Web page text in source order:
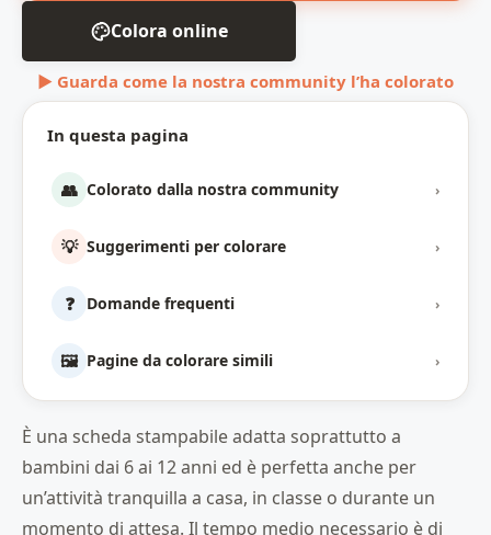
In questa pagina
👥 Colorato dalla nostra community ›
💡 Suggerimenti per colorare ›
❓ Domande frequenti ›
🖼️ Pagine da colorare simili ›
Colora online
▶ Guarda come la nostra community l’ha colorato
È una scheda stampabile adatta soprattutto a
bambini dai 6 ai 12 anni ed è perfetta anche per
un’attività tranquilla a casa, in classe o durante un
momento di attesa. Il tempo medio necessario è di